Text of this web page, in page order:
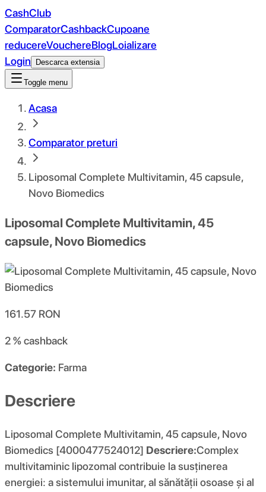
CashClub
ComparatorCashbackCupoane
reducereVouchereBlogLoializare
Login
Descarca extensia
Toggle menu
Acasa
Comparator preturi
Liposomal Complete Multivitamin, 45 capsule,
Novo Biomedics
Liposomal Complete Multivitamin, 45
capsule, Novo Biomedics
161.57 RON
2 %cashback
Categorie: Farma
Descriere
Liposomal Complete Multivitamin, 45 capsule, Novo
Biomedics [4000477524012] Descriere:Complex
multivitaminic lipozomal contribuie la susținerea
energiei: a sistemului imunitar, al sănătății osoase și al